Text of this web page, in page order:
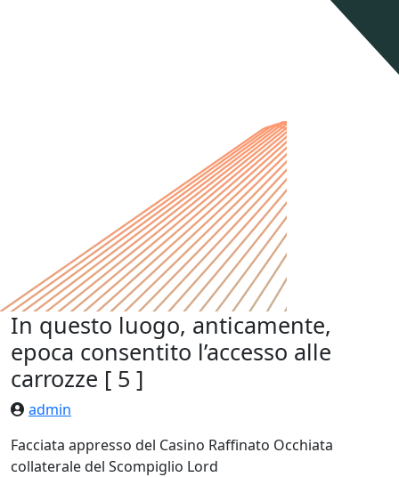
In questo luogo, anticamente,
epoca consentito l’accesso alle
carrozze [ 5 ]
admin
Facciata appresso del Casino Raffinato Occhiata
collaterale del Scompiglio Lord